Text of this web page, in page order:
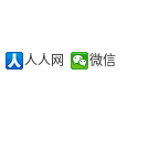
人人网 微信